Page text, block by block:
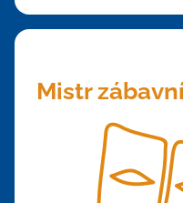
Mistr